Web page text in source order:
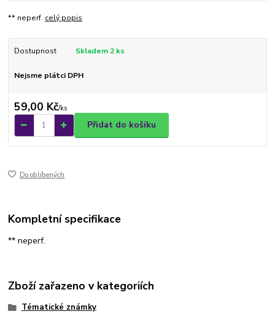
** neperf. celý popis
Dostupnost Skladem 2 ks
Nejsme plátci DPH
59,00 Kč/ks
Přidat do košíku
Do oblíbených
Kompletní specifikace
** neperf.
Zboží zařazeno v kategoriích
Tématické známky